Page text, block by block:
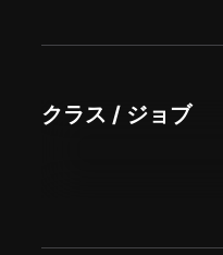
クラス / ジョブ